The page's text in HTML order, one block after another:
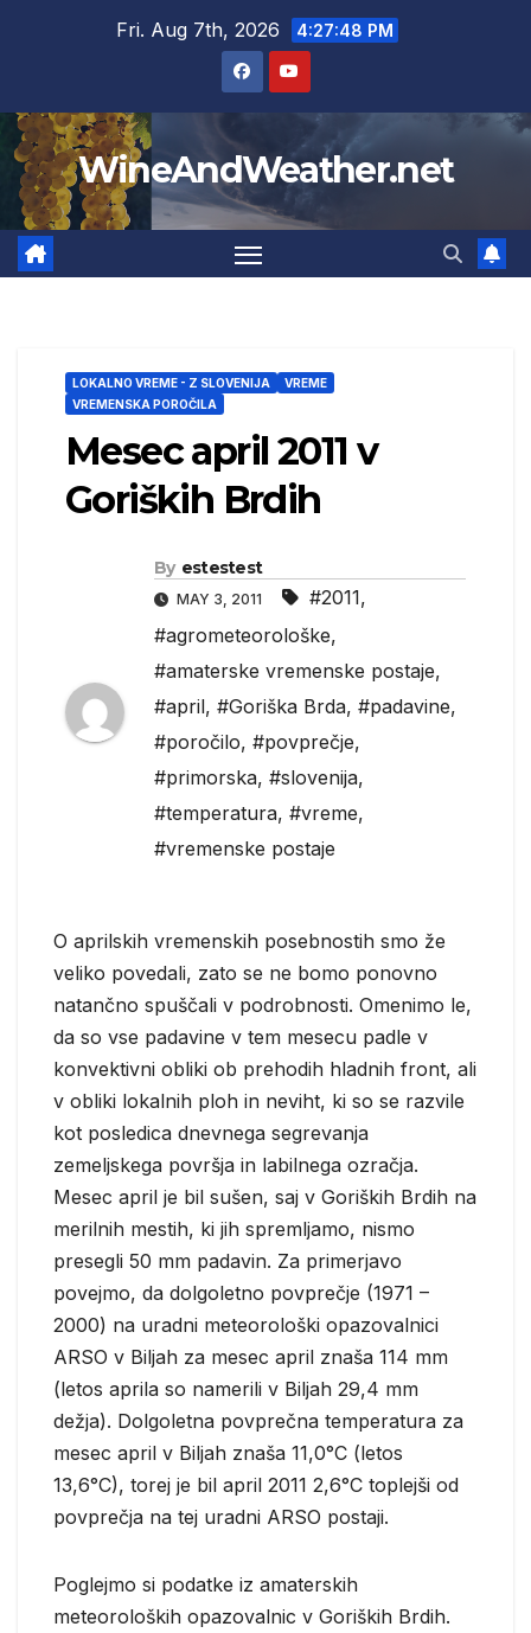
Fri. Aug 7th, 2026 4:27:49 PM
WineAndWeather.net
LOKALNO VREME - Z SLOVENIJA
VREME
VREMENSKA POROČILA
Mesec april 2011 v
Goriških Brdih
By estestest
MAY 3, 2011 #2011,
#agrometeorološke,
#amaterske vremenske postaje,
#april, #Goriška Brda, #padavine,
#poročilo, #povprečje,
#primorska, #slovenija,
#temperatura, #vreme,
#vremenske postaje
O aprilskih vremenskih posebnostih smo že
veliko povedali, zato se ne bomo ponovno
natančno spuščali v podrobnosti. Omenimo le,
da so vse padavine v tem mesecu padle v
konvektivni obliki ob prehodih hladnih front, ali
v obliki lokalnih ploh in neviht, ki so se razvile
kot posledica dnevnega segrevanja
zemeljskega površja in labilnega ozračja.
Mesec april je bil sušen, saj v Goriških Brdih na
merilnih mestih, ki jih spremljamo, nismo
presegli 50 mm padavin. Za primerjavo
povejmo, da dolgoletno povprečje (1971 –
2000) na uradni meteorološki opazovalnici
ARSO v Biljah za mesec april znaša 114 mm
(letos aprila so namerili v Biljah 29,4 mm
dežja). Dolgoletna povprečna temperatura za
mesec april v Biljah znaša 11,0°C (letos
13,6°C), torej je bil april 2011 2,6°C toplejši od
povprečja na tej uradni ARSO postaji.
Poglejmo si podatke iz amaterskih
meteoroloških opazovalnic v Goriških Brdih.